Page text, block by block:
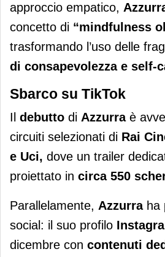
approccio empatico,
concetto di “mindfulness
trasformando l’uso delle
di consapevolezza e self-
Sbarco su TikTok
Il debutto di Azzurraè
circuiti selezionati di Rai
e Uci, dove un trailer
proiettato in circa 550
Parallelamente, Azzurraha
social: il suo profilo
dicembre con contenuti